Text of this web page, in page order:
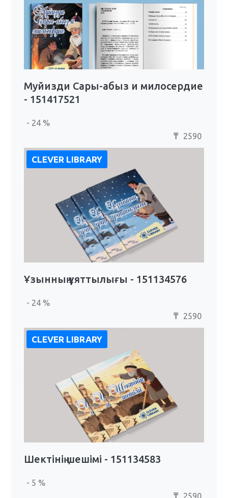
Муйизди Сары-абыз и милосердие
- 151417521
- 24 %
₸ 2590
CLEVER LIBRARY
Ұзынның ұяттылығы - 151134576
- 24 %
₸ 2590
CLEVER LIBRARY
Шектінің шешімі - 151134583
- 5 %
₸ 2590